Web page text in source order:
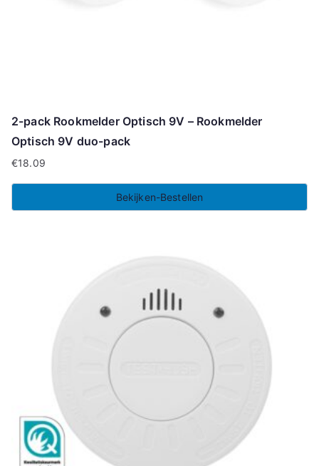
2-pack Rookmelder Optisch 9V – Rookmelder
Optisch 9V duo-pack
€18.09
Bekijken-Bestellen